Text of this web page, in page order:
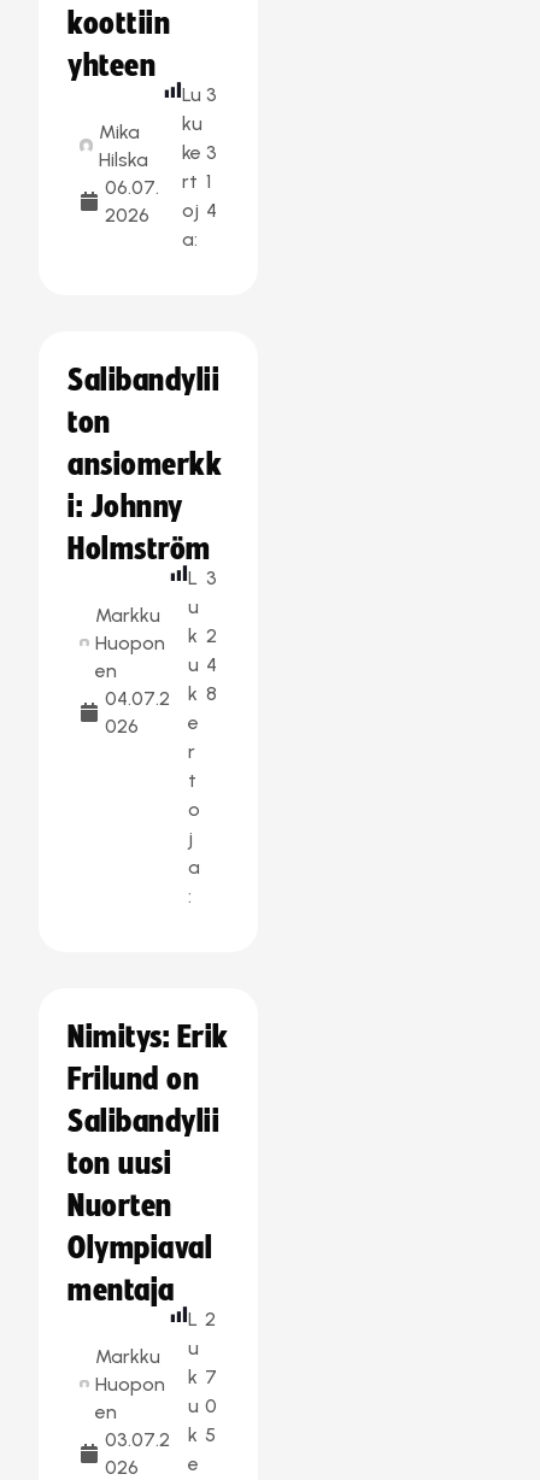
koottiin
yhteen
Mika
Hilska
06.07.
2026
Lu
ku
ke
rt
oj
a:
3
3
1
4
Salibandylii
ton
ansiomerkk
i: Johnny
Holmström
Markku
Huopon
en
04.07.2
026
L
u
k
u
k
e
r
t
o
j
a
:
3
2
4
8
Nimitys: Erik
Frilund on
Salibandylii
ton uusi
Nuorten
Olympiaval
mentaja
Markku
Huopon
en
03.07.2
026
L
u
k
u
k
e
2
7
0
5